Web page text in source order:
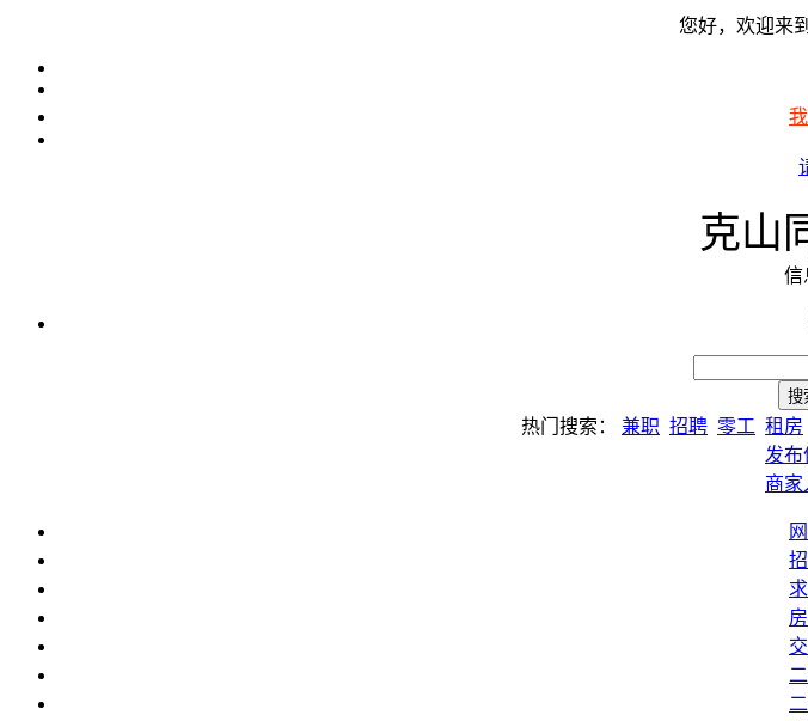
您好，欢迎来
克山
信
热门搜索： 兼职 招聘 零工 租房
发布
商家